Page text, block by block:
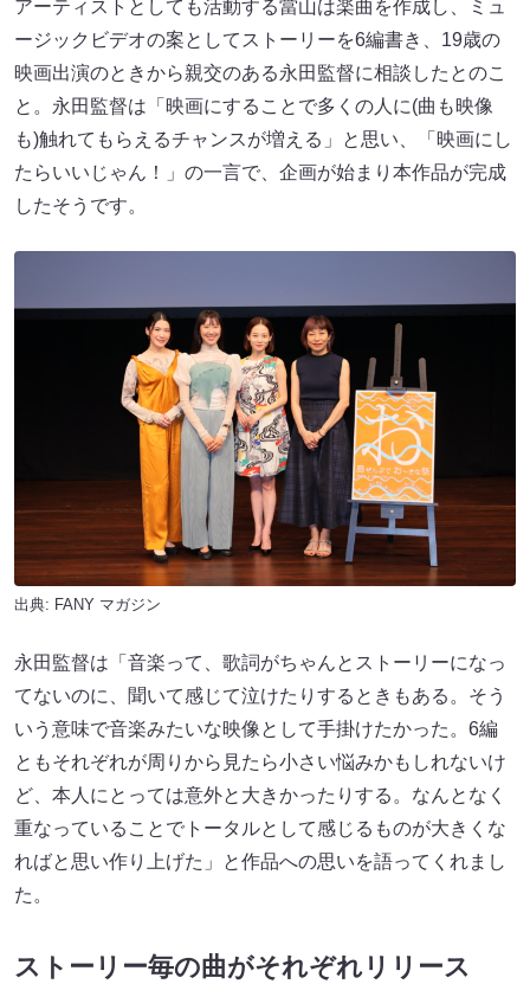
アーティストとしても活動する當山は楽曲を作成し、ミュ
ージックビデオの案としてストーリーを6編書き、19歳の
映画出演のときから親交のある永田監督に相談したとのこ
と。永田監督は「映画にすることで多くの人に(曲も映像
も)触れてもらえるチャンスが増える」と思い、「映画にし
たらいいじゃん！」の一言で、企画が始まり本作品が完成
したそうです。
出典: FANY マガジン
永田監督は「音楽って、歌詞がちゃんとストーリーになっ
てないのに、聞いて感じて泣けたりするときもある。そう
いう意味で音楽みたいな映像として手掛けたかった。6編
ともそれぞれが周りから見たら小さい悩みかもしれないけ
ど、本人にとっては意外と大きかったりする。なんとなく
重なっていることでトータルとして感じるものが大きくな
ればと思い作り上げた」と作品への思いを語ってくれまし
た。
ストーリー毎の曲がそれぞれリリース